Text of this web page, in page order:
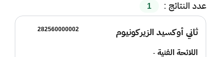
عدد النتائج : 1
282560000002 ثاني أوكسيد الزيركونيوم
اللائحة الفنية -